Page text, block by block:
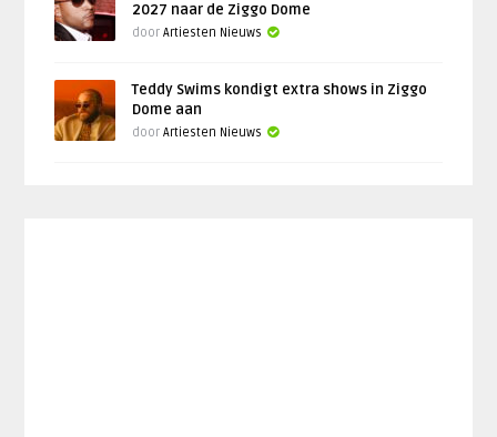
2027 naar de Ziggo Dome
doorArtiesten Nieuws
Teddy Swims kondigt extra shows in Ziggo
Dome aan
doorArtiesten Nieuws